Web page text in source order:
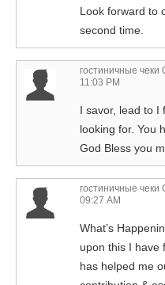
Look forward to
second time.
гостиничные чеки
11:03 PM
I savor, lead to I
looking for. You
God Bless you
гостиничные чеки
09:27 AM
What’s
upon this I have
has helped me